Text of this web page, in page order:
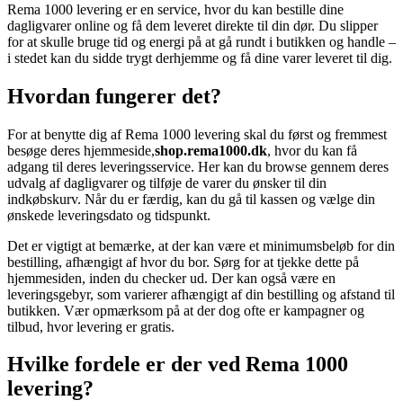
Rema 1000 levering er en service, hvor du kan bestille dine
dagligvarer online og få dem leveret direkte til din dør. Du slipper
for at skulle bruge tid og energi på at gå rundt i butikken og handle –
i stedet kan du sidde trygt derhjemme og få dine varer leveret til dig.
Hvordan fungerer det?
For at benytte dig af Rema 1000 levering skal du først og fremmest
besøge deres hjemmeside,shop.rema1000.dk, hvor du kan få
adgang til deres leveringsservice. Her kan du browse gennem deres
udvalg af dagligvarer og tilføje de varer du ønsker til din
indkøbskurv. Når du er færdig, kan du gå til kassen og vælge din
ønskede leveringsdato og tidspunkt.
Det er vigtigt at bemærke, at der kan være et minimumsbeløb for din
bestilling, afhængigt af hvor du bor. Sørg for at tjekke dette på
hjemmesiden, inden du checker ud. Der kan også være en
leveringsgebyr, som varierer afhængigt af din bestilling og afstand til
butikken. Vær opmærksom på at der dog ofte er kampagner og
tilbud, hvor levering er gratis.
Hvilke fordele er der ved Rema 1000
levering?